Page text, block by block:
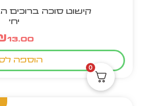
יח'
₪13.00
הוספה לסל